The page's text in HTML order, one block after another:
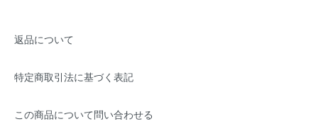
返品について
特定商取引法に基づく表記
この商品について問い合わせる